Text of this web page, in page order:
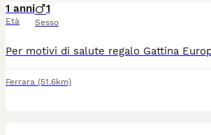
1 anni
Età
1
Sesso
Ferrara (51.6km)